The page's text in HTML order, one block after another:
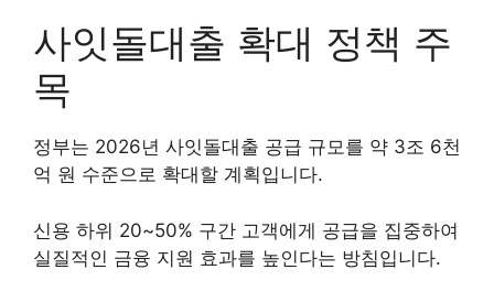
사잇돌대출 확대 정책 주
목
정부는 2026년 사잇돌대출 공급 규모를 약 3조 6천
억 원 수준으로 확대할 계획입니다.
신용 하위 20~50% 구간 고객에게 공급을 집중하여
실질적인 금융 지원 효과를 높인다는 방침입니다.